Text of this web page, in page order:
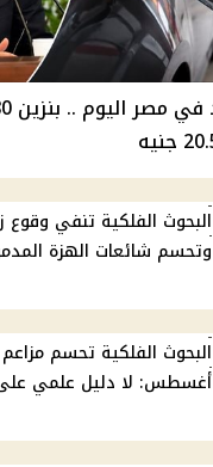
البحوث الفلكية تنفي وقوع
وتحسم شائعات الهزة
أغسطس: لا دليل علمي على